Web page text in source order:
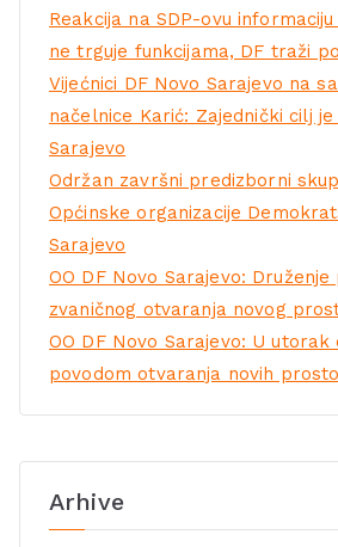
Reakcija na SDP-ovu
ne trguje funkcijama, DF traži
Vijećnici DF Novo Sarajevo na
načelnice Karić: Zajednički cilj
Sarajevo
Održan završni predizborni
Općinske organizacije
Sarajevo
OO DF Novo Sarajevo: Druženje
zvaničnog otvaranja novog
OO DF Novo Sarajevo: U utorak
povodom otvaranja novih
Arhive